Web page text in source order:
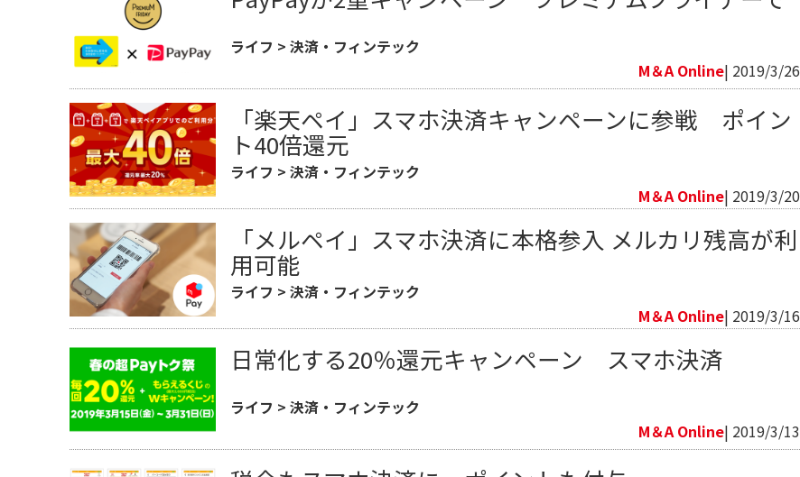
ライフ >決済・フィンテック
M＆A Online| 2019/3/26
「楽天ペイ」スマホ決済キャンペーンに参戦 ポイン
ト40倍還元
ライフ >決済・フィンテック
M＆A Online| 2019/3/20
「メルペイ」スマホ決済に本格参入 メルカリ残高が利
用可能
ライフ >決済・フィンテック
M＆A Online| 2019/3/16
日常化する20％還元キャンペーン スマホ決済
ライフ >決済・フィンテック
M＆A Online| 2019/3/13